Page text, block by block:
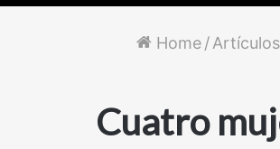
Home/Artículos
Cuatro